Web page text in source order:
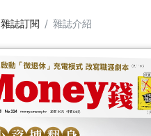
雜誌訂閱 雜誌介紹